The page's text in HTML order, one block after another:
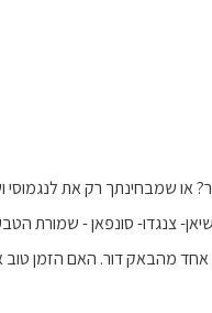
או שמבחינתך רק את לנגמוסי
צנגדו- סונפאן - שמורת
אחד מהבאק דור. האם הזמן